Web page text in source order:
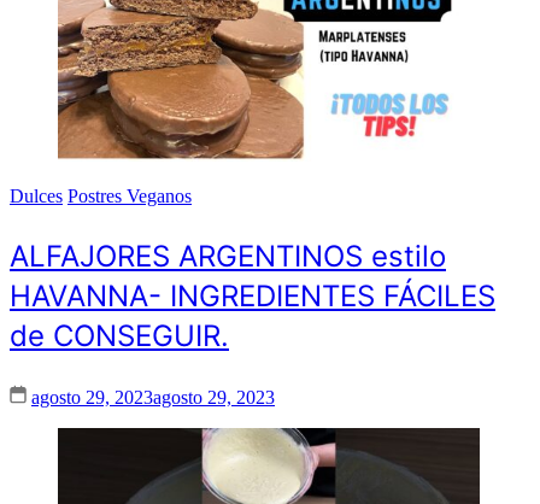
Dulces Postres Veganos
ALFAJORES ARGENTINOS estilo
HAVANNA- INGREDIENTES FÁCILES
de CONSEGUIR.
agosto 29, 2023agosto 29, 2023